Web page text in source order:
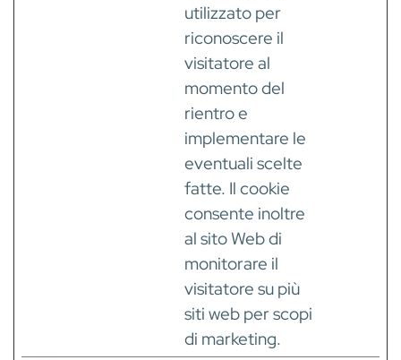
utilizzato per
riconoscere il
visitatore al
momento del
rientro e
implementare le
eventuali scelte
fatte. Il cookie
consente inoltre
al sito Web di
monitorare il
visitatore su più
siti web per scopi
di marketing.